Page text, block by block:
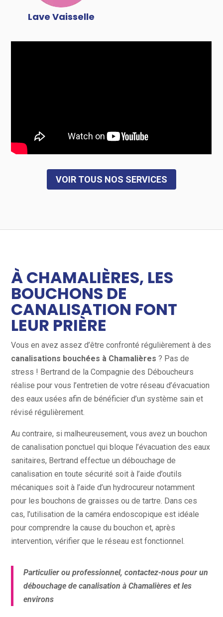
Lave Vaisselle
VOIR TOUS NOS SERVICES
À CHAMALIÈRES, LES
BOUCHONS DE
CANALISATION FONT
LEUR PRIÈRE
Vous en avez assez d’être confronté régulièrement à des
canalisations bouchées à Chamalières ? Pas de
stress ! Bertrand de la Compagnie des Déboucheurs
réalise pour vous l’entretien de votre réseau d’évacuation
des eaux usées afin de bénéficier d’un système sain et
révisé régulièrement.
Au contraire, si malheureusement, vous avez un bouchon
de canalisation ponctuel qui bloque l’évacuation des eaux
sanitaires, Bertrand effectue un débouchage de
canalisation en toute sécurité soit à l’aide d’outils
mécaniques soit à l’aide d’un hydrocureur notamment
pour les bouchons de graisses ou de tartre. Dans ces
cas, l’utilisation de la caméra endoscopique est idéale
pour comprendre la cause du bouchon et, après
intervention, vérifier que le réseau est fonctionnel.
Particulier ou professionnel, contactez-nous pour un
débouchage de canalisation à Chamalières et les
environs